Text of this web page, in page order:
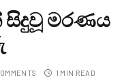
මරණය
1 MIN READ